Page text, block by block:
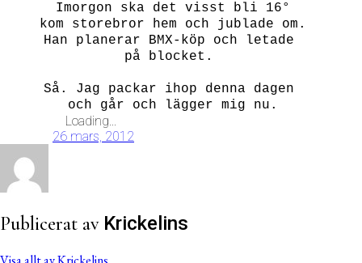
Imorgon ska det visst bli 16°
kom storebror hem och jublade om.
Han planerar BMX-köp och letade
på blocket.
Så. Jag packar ihop denna dagen
och går och lägger mig nu.
Loading...
26 mars, 2012
Publicerat av Krickelins